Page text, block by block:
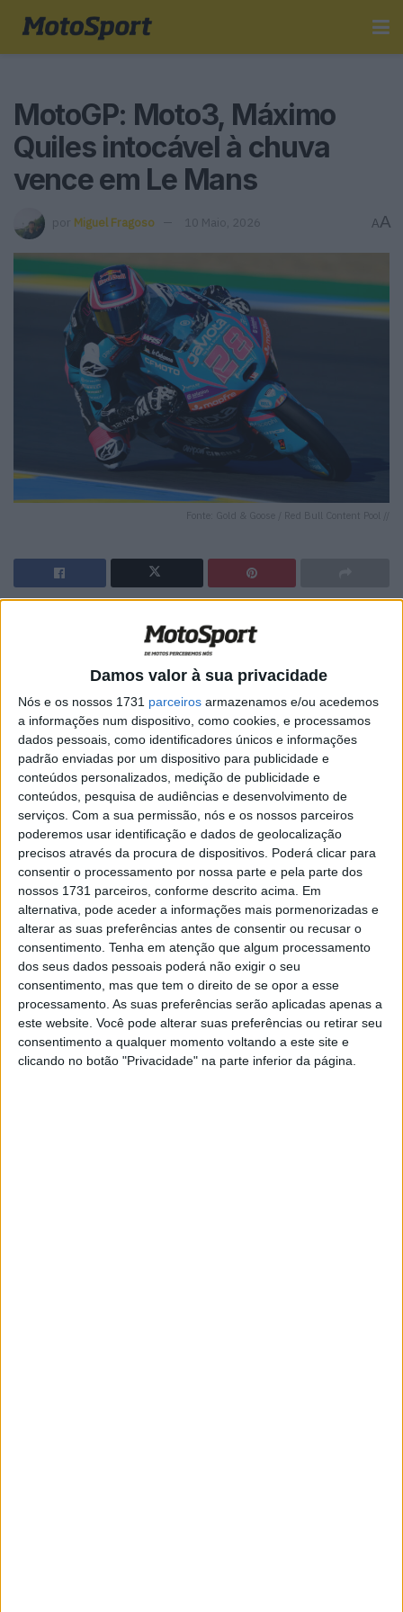
Damos valor à sua privacidade
Nós e os nossos 1731 parceiros armazenamos e/ou acedemos
a informações num dispositivo, como cookies, e processamos
dados pessoais, como identificadores únicos e informações
padrão enviadas por um dispositivo para publicidade e
conteúdos personalizados, medição de publicidade e
conteúdos, pesquisa de audiências e desenvolvimento de
serviços. Com a sua permissão, nós e os nossos parceiros
poderemos usar identificação e dados de geolocalização
precisos através da procura de dispositivos. Poderá clicar para
consentir o processamento por nossa parte e pela parte dos
nossos 1731 parceiros, conforme descrito acima. Em
alternativa, pode aceder a informações mais pormenorizadas e
alterar as suas preferências antes de consentir ou recusar o
consentimento. Tenha em atenção que algum processamento
dos seus dados pessoais poderá não exigir o seu
consentimento, mas que tem o direito de se opor a esse
processamento. As suas preferências serão aplicadas apenas a
este website. Você pode alterar suas preferências ou retirar seu
consentimento a qualquer momento voltando a este site e
clicando no botão "Privacidade" na parte inferior da página.
MotoGP: Moto3, Máximo
Quiles intocável à chuva
vence em Le Mans
por Miguel Fragoso 10 Maio, 2026 AA
Fonte: Gold & Goose / Red Bull Content Pool //
🔊 Ouvir artigo
A corrida de Moto3 em Le Mans ficou marcada pela
chuva e pelas difíceis condições de pista, proporcionando
uma prova caótica e cheia de quedas no circuito francês.
No meio do caos, foi Máximo Quiles quem brilhou mais
alto, conquistando uma impressionante vitória para a
CFMOTO Gaviota Aspar Team.
O piloto espanhol mostrou enorme maturidade em piso
molhado e cruzou a linha de meta com 1.888 segundos
de vantagem sobre Adrián Fernández, da Leopard Racing,
que ainda tentou aproximar-se nas voltas finais, mas sem
sucesso. Matteo Bertelle completou o pódio, já a mais de
quatro segundos do vencedor, depois de uma corrida
muito consistente em condições traiçoeiras.
A chuva dificultou bastante a vida aos pilotos ao longo da
corrida, com vários incidentes e abandonos importantes a
marcarem a prova. Joel Kelso, Álvaro Carpe, Scott
Ogden, Jesús Rios e Casey O’Gorman foram alguns dos